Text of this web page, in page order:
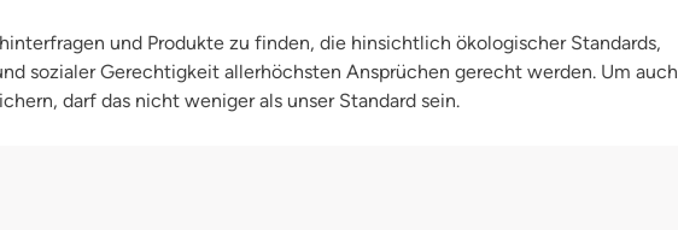
und Produkte zu finden, die hinsichtlich ökologischer Standards,
sozialer Gerechtigkeit allerhöchsten Ansprüchen gerecht werden. Um auch
darf das nicht weniger als unser Standard sein.